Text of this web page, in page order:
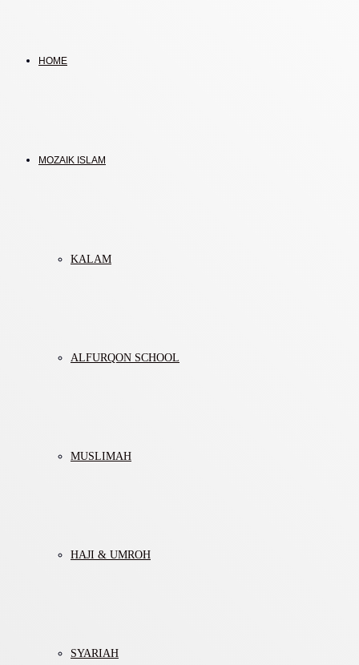
HOME
MOZAIK ISLAM
KALAM
ALFURQON SCHOOL
MUSLIMAH
HAJI & UMROH
SYARIAH